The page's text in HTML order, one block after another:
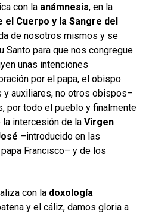
con la anámnesis, en la
Cuerpo y la Sangre del
de nosotros mismos y se
Santo para que nos congregue
unas intenciones
por el papa, el obispo
auxiliares, no otros obispos–
por todo el pueblo y finalmente
intercesión de la Virgen
–introducido en las
Francisco– y de los
con la doxología
y el cáliz, damos gloria a